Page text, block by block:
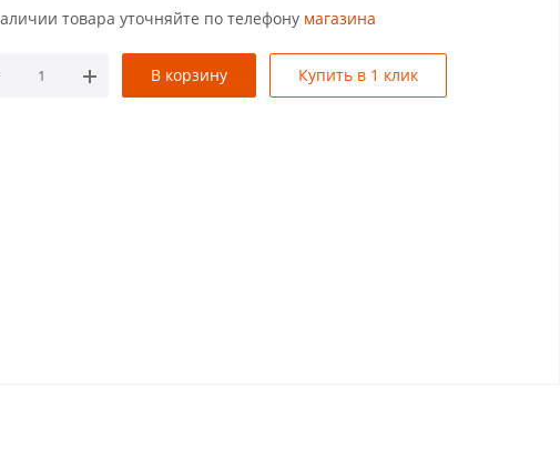
товара уточняйте по телефону магазина
В корзину Купить в 1 клик